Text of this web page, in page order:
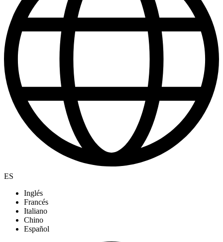
ES
Inglés
Francés
Italiano
Chino
Español